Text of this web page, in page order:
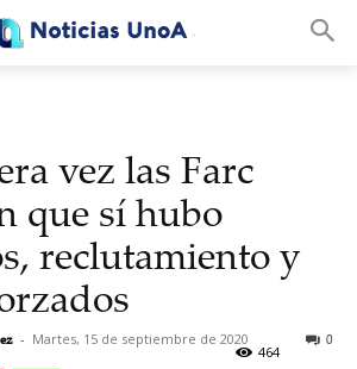
vez las Farc
que sí hubo
reclutamiento y
- Martes, 15 de septiembre de 2020 0
464